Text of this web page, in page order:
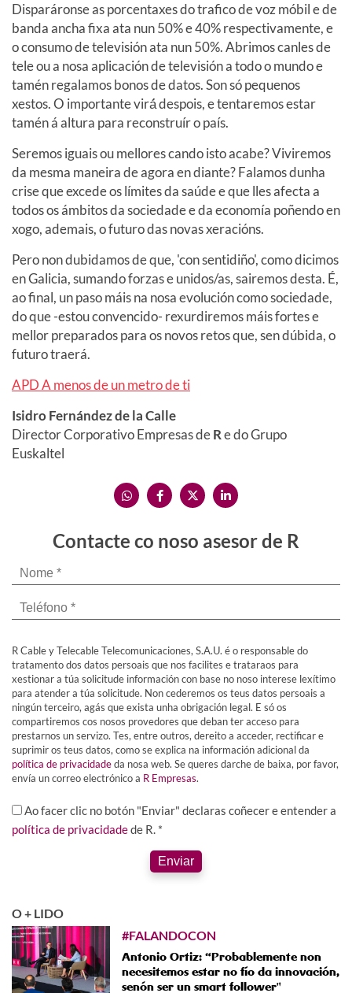
Disparáronse as porcentaxes do trafico de voz móbil e de
banda ancha fixa ata nun 50% e 40% respectivamente, e
o consumo de televisión ata nun 50%. Abrimos canles de
tele ou a nosa aplicación de televisión a todo o mundo e
tamén regalamos bonos de datos. Son só pequenos
xestos. O importante virá́ despois, e tentaremos estar
tamén á altura para reconstruír o país.
Seremos iguais ou mellores cando isto acabe? Viviremos
da mesma maneira de agora en diante? Falamos dunha
crise que excede os límites da saúde e que lles afecta a
todos os ámbitos da sociedade e da economía poñendo en
xogo, ademais, o futuro das novas xeracións.
Pero non dubidamos de que, 'con sentidiño', como dicimos
en Galicia, sumando forzas e unidos/as, sairemos desta. É,
ao final, un paso máis na nosa evolución como sociedade,
do que -estou convencido- rexurdiremos máis fortes e
mellor preparados para os novos retos que, sen dúbida, o
futuro traerá.
APD A menos de un metro de ti
Isidro Fernández de la Calle
Director Corporativo Empresas deRe do Grupo
Euskaltel
Contacte co noso asesor de R
R Cable y Telecable Telecomunicaciones, S.A.U. é o responsable do
tratamento dos datos persoais que nos facilites e trataraos para
xestionar a túa solicitude información con base no noso interese lexítimo
para atender a túa solicitude. Non cederemos os teus datos persoais a
ningún terceiro, agás que exista unha obrigación legal. E só os
compartiremos cos nosos provedores que deban ter acceso para
prestarnos un servizo. Tes, entre outros, dereito a acceder, rectificar e
suprimir os teus datos, como se explica na información adicional da
política de privacidadeda nosa web. Se queres darche de baixa, por favor,
envía un correo electrónico a R Empresas.
Ao facer clic no botón "Enviar" declaras coñecer e entender a
política de privacidadede R. *
Enviar
O + LIDO
#FALANDOCON
Antonio Ortiz: “Probablemente non
necesitemos estar no fío da innovación,
senón ser un smart follower"